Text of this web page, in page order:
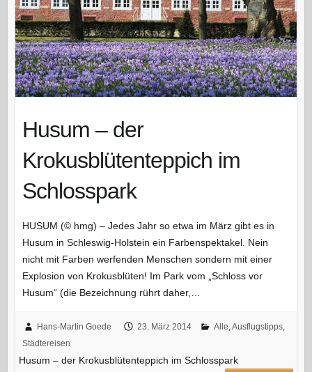
Husum – der
Krokusblütenteppich im
Schlosspark
HUSUM (© hmg) – Jedes Jahr so etwa im März gibt es in
Husum in Schleswig-Holstein ein Farbenspektakel. Nein
nicht mit Farben werfenden Menschen sondern mit einer
Explosion von Krokusblüten! Im Park vom „Schloss vor
Husum“ (die Bezeichnung rührt daher,…
Hans-Martin Goede 23. März 2014 Alle Ausflugstipps,
Städtereisen
Husum – der Krokusblütenteppich im Schlosspark